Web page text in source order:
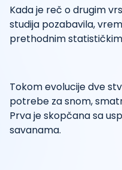
Kada je reč o drugim
studija pozabavila,
prethodnim
Tokom evolucije dve
potrebe za snom,
Prva je skopčana sa
savanama.